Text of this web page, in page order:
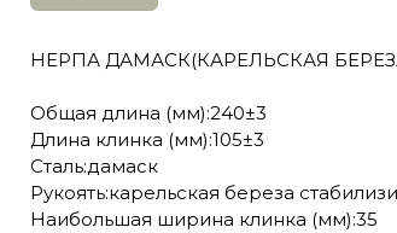
НЕРПА ДАМАСК(КАРЕЛЬСКАЯ
Общая длина (мм):240±3
Длина клинка (мм):105±3
Сталь:дамаск
Рукоять:карельская береза
Наибольшая ширина клинка (мм):35